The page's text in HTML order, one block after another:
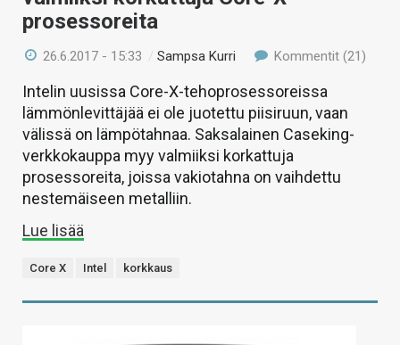
prosessoreita
26.6.2017 - 15:33 /Sampsa Kurri Kommentit (21)
Intelin uusissa Core-X-tehoprosessoreissa
lämmönlevittäjää ei ole juotettu piisiruun, vaan
välissä on lämpötahnaa. Saksalainen Caseking-
verkkokauppa myy valmiiksi korkattuja
prosessoreita, joissa vakiotahna on vaihdettu
nestemäiseen metalliin.
Lue lisää
Core X Intel korkkaus